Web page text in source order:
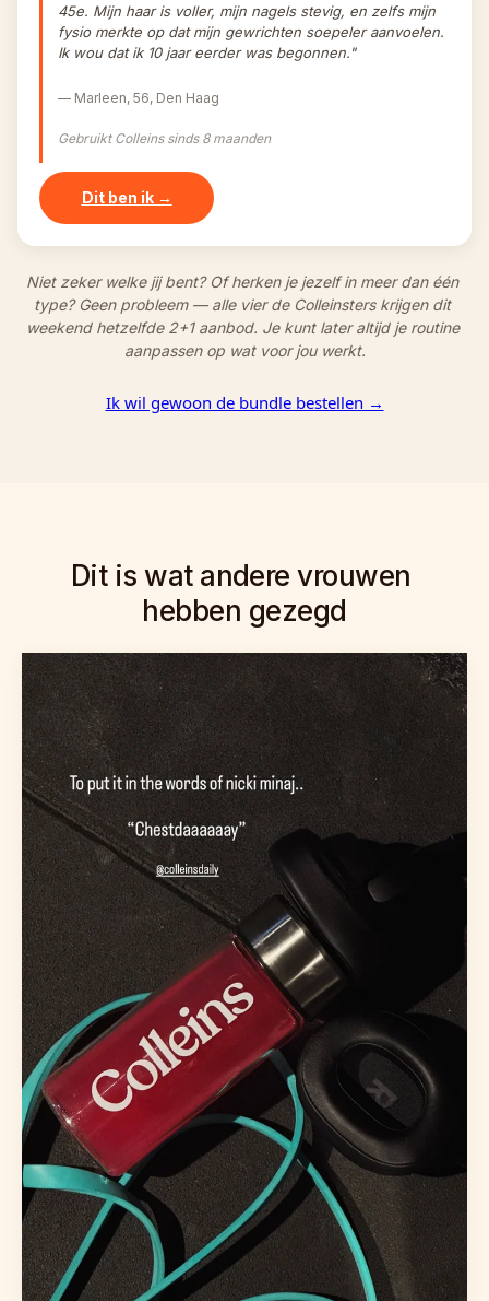
45e. Mijn haar is voller, mijn nagels stevig, en zelfs mijn
fysio merkte op dat mijn gewrichten soepeler aanvoelen.
Ik wou dat ik 10 jaar eerder was begonnen."
— Marleen, 56, Den Haag
Gebruikt Colleins sinds 8 maanden
Dit ben ik →
Niet zeker welke jij bent? Of herken je jezelf in meer dan één
type? Geen probleem — alle vier de Colleinsters krijgen dit
weekend hetzelfde 2+1 aanbod. Je kunt later altijd je routine
aanpassen op wat voor jou werkt.
Ik wil gewoon de bundle bestellen →
Dit is wat andere vrouwen
hebben gezegd